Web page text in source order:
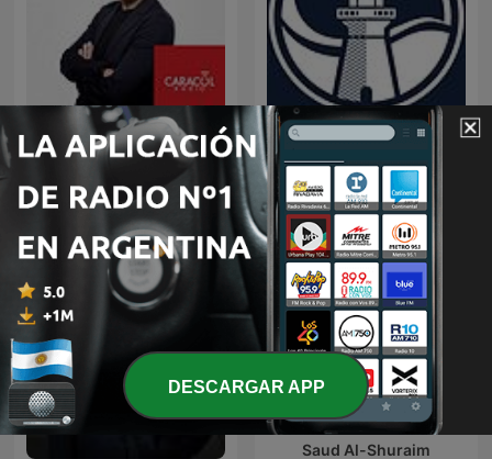
Noche de Misterio Predicaciones Cristianas
Saud Al-Shuraim
DESCARGAR APP